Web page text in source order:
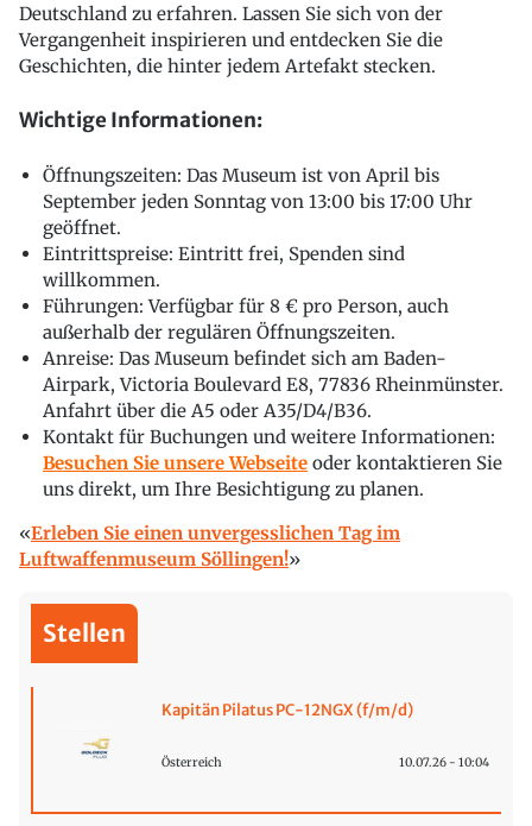
Deutschland zu erfahren. Lassen Sie sich von der
Vergangenheit inspirieren und entdecken Sie die
Geschichten, die hinter jedem Artefakt stecken.
Wichtige Informationen:
Öffnungszeiten: Das Museum ist von April bis
September jeden Sonntag von 13:00 bis 17:00 Uhr
geöffnet.
Eintrittspreise: Eintritt frei, Spenden sind
willkommen.
Führungen: Verfügbar für 8 € pro Person, auch
außerhalb der regulären Öffnungszeiten.
Anreise: Das Museum befindet sich am Baden-
Airpark, Victoria Boulevard E8, 77836 Rheinmünster.
Anfahrt über die A5 oder A35/D4/B36.
Kontakt für Buchungen und weitere Informationen:
Besuchen Sie unsere Webseite oder kontaktieren Sie
uns direkt, um Ihre Besichtigung zu planen.
Erleben Sie einen unvergesslichen Tag im
Luftwaffenmuseum Söllingen!
Stellen
Kapitän Pilatus PC-12NGX (f/m/d)
Österreich 10.07.26 - 10:04